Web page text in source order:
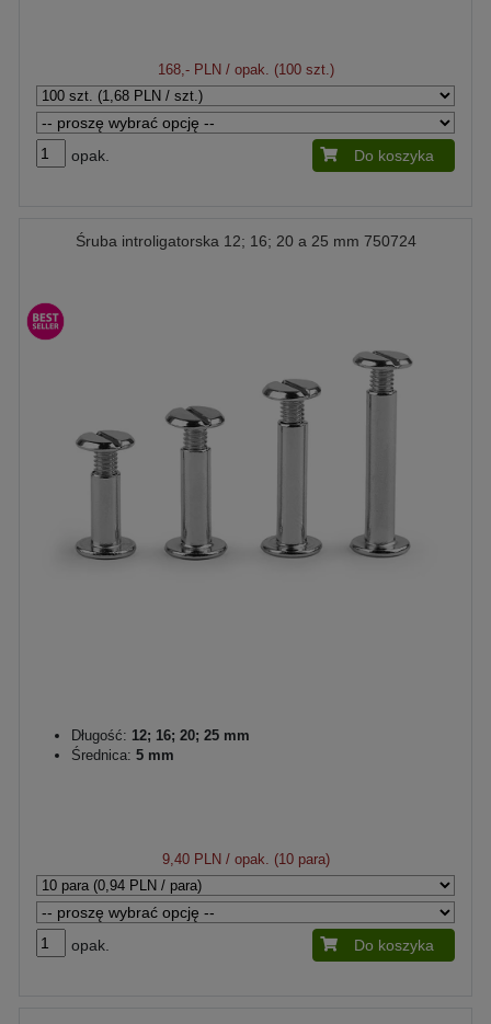
168,- PLN / opak. (100 szt.)
opak. Do koszyka
Śruba introligatorska 12; 16; 20 a 25 mm 750724
Długość: 12; 16; 20; 25 mm
Średnica: 5 mm
9,40 PLN/ opak. (10 para)
opak. Do koszyka